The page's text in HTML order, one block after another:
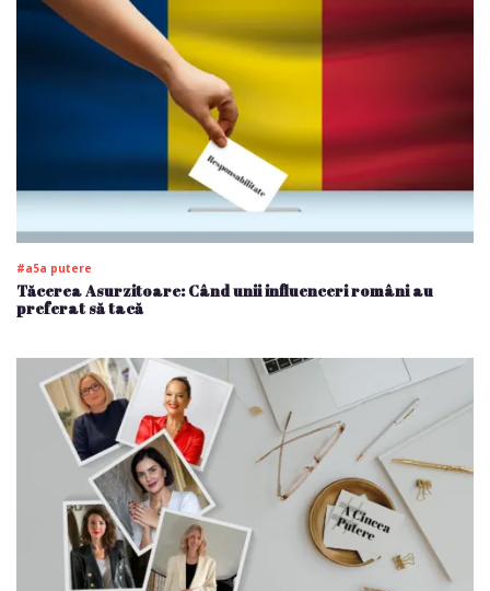
#a5a putere
Tăcerea Asurzitoare: Când unii influenceri români au
preferat să tacă